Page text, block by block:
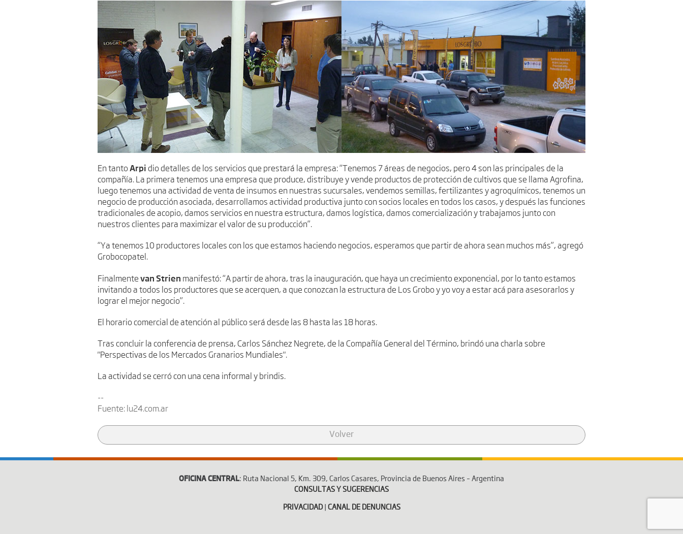
En tantoArpi dio detalles de los servicios que prestará la empresa: “Tenemos 7 áreas de negocios, pero 4 son las principales de la
compañía. La primera tenemos una empresa que produce, distribuye y vende productos de protección de cultivos que se llama Agrofina,
luego tenemos una actividad de venta de insumos en nuestras sucursales, vendemos semillas, fertilizantes y agroquímicos, tenemos un
negocio de producción asociada, desarrollamos actividad productiva junto con socios locales en todos los casos, y después las funciones
tradicionales de acopio, damos servicios en nuestra estructura, damos logística, damos comercialización y trabajamos junto con
nuestros clientes para maximizar el valor de su producción”.
“Ya tenemos 10 productores locales con los que estamos haciendo negocios, esperamos que partir de ahora sean muchos más”, agregó
Grobocopatel.
Finalmente van Strien manifestó: “A partir de ahora, tras la inauguración, que haya un crecimiento exponencial, por lo tanto estamos
invitando a todos los productores que se acerquen, a que conozcan la estructura de Los Grobo y yo voy a estar acá para asesorarlos y
lograr el mejor negocio”.
El horario comercial de atención al público será desde las 8 hasta las 18 horas.
Tras concluir la conferencia de prensa, Carlos Sánchez Negrete, de la Compañía General del Término, brindó una charla sobre
"Perspectivas de los Mercados Granarios Mundiales".
La actividad se cerró con una cena informal y brindis.
--
Fuente: lu24.com.ar
Volver
OFICINA CENTRAL: Ruta Nacional 5, Km. 309, Carlos Casares, Provincia de Buenos Aires – Argentina
CONSULTAS Y SUGERENCIAS
PRIVACIDAD| CANAL DE DENUNCIAS